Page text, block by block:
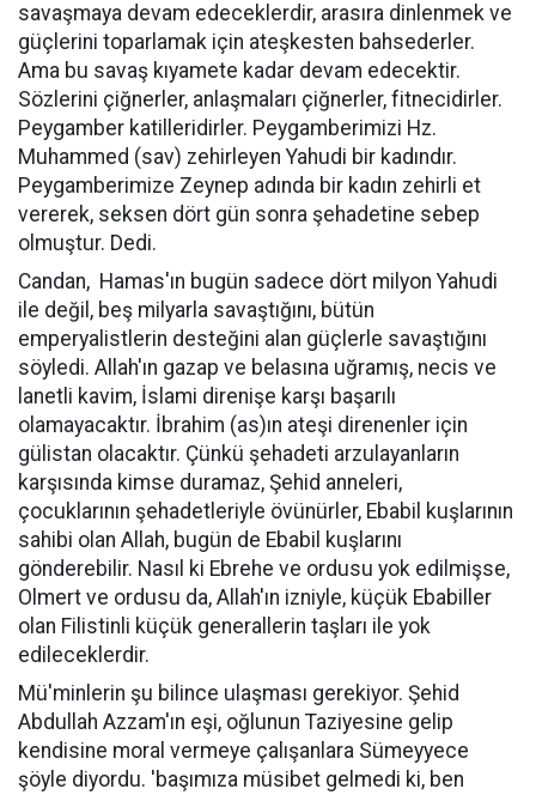
savaşmaya devam edeceklerdir, arasıra dinlenmek ve
güçlerini toparlamak için ateşkesten bahsederler.
Ama bu savaş kıyamete kadar devam edecektir.
Sözlerini çiğnerler, anlaşmaları çiğnerler, fitnecidirler.
Peygamber katilleridirler. Peygamberimizi Hz.
Muhammed (sav) zehirleyen Yahudi bir kadındır.
Peygamberimize Zeynep adında bir kadın zehirli et
vererek, seksen dört gün sonra şehadetine sebep
olmuştur. Dedi.
Candan, Hamas'ın bugün sadece dört milyon Yahudi
ile değil, beş milyarla savaştığını, bütün
emperyalistlerin desteğini alan güçlerle savaştığını
söyledi. Allah'ın gazap ve belasına uğramış, necis ve
lanetli kavim, İslami direnişe karşı başarılı
olamayacaktır. İbrahim (as)ın ateşi direnenler için
gülistan olacaktır. Çünkü şehadeti arzulayanların
karşısında kimse duramaz, Şehid anneleri,
çocuklarının şehadetleriyle övünürler, Ebabil kuşlarının
sahibi olan Allah, bugün de Ebabil kuşlarını
gönderebilir. Nasıl ki Ebrehe ve ordusu yok edilmişse,
Olmert ve ordusu da, Allah'ın izniyle, küçük Ebabiller
olan Filistinli küçük generallerin taşları ile yok
edileceklerdir.
Mü'minlerin şu bilince ulaşması gerekiyor. Şehid
Abdullah Azzam'ın eşi, oğlunun Taziyesine gelip
kendisine moral vermeye çalışanlara Sümeyyece
şöyle diyordu. 'başımıza müsibet gelmedi ki, ben